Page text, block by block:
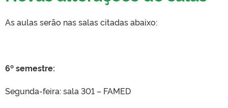
PORTARIAS
TELEFONES
As aulas serão nas salas citadas abaixo:
6º semestre:
Segunda-feira: sala 301 – FAMED